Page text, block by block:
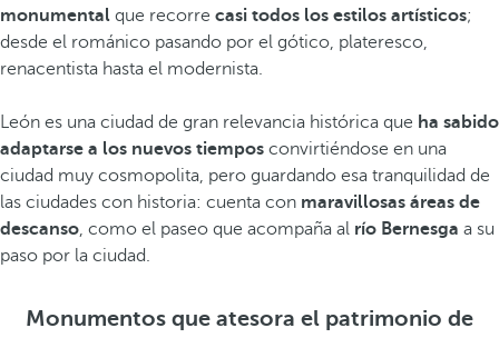
monumental que recorre casi todos los estilos artísticos;
desde el románico pasando por el gótico, plateresco,
renacentista hasta el modernista.
León es una ciudad de gran relevancia histórica que ha sabido
adaptarse a los nuevos tiempos convirtiéndose en una
ciudad muy cosmopolita, pero guardando esa tranquilidad de
las ciudades con historia: cuenta con maravillosas áreas de
descanso, como el paseo que acompaña al río Bernesga a su
paso por la ciudad.
Monumentos que atesora el patrimonio de